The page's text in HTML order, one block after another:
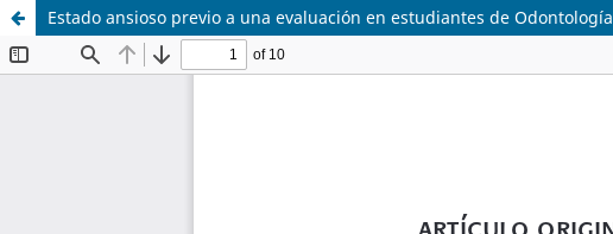
Estado ansioso previo a una evaluación en estudiantes de Odontología